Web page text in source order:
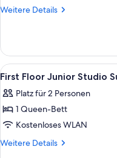
Weitere Details
Weitere
Alle
Fotos
für
First
Floor
Junior
4
First Floor Junior Studio
Platz für 2 Personen
1 Queen-Bett
Kostenloses WLAN
Weitere Details
Weitere